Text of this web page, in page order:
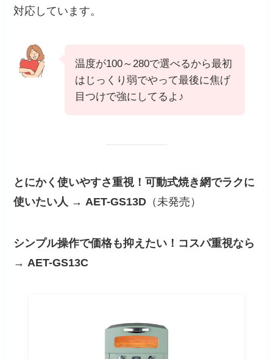
対応しています。
温度が100～280で選べるから最初
はじっくり弱でやって最後に焦げ
目つけで強にしてるよ♪
とにかく使いやすさ重視！可動式焼き網でラクに
使いたい人 → AET-GS13D （未発売）
シンプル操作で価格も抑えたい！コスパ重視なら
→ AET-GS13C